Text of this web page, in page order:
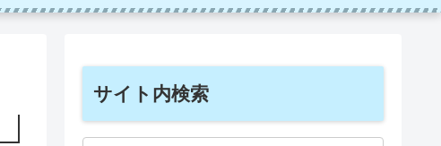
サイト内検索